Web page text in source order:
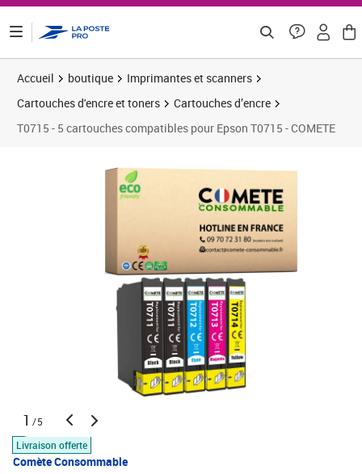
Accueil boutique
Imprimantes et scanners
Cartouches d'encre et toners
Cartouches d’encre
T0715 - 5 cartouches compatibles pour Epson T0715 - COMETE
1 /5
Livraison offerte
Comète Consommable